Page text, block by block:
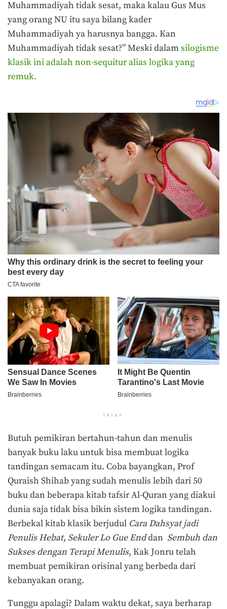
Muhammadiyah tidak sesat, maka kalau Gus Mus
yang orang NU itu saya bilang kader
Muhammadiyah ya harusnya bangga. Kan
Muhammadiyah tidak sesat?” Meski dalamsilogisme
klasik ini adalah non-sequitur alias logika yang
remuk.
Iklan
Butuh pemikiran bertahun-tahun dan menulis
banyak buku laku untuk bisa membuat logika
tandingan semacam itu. Coba bayangkan, Prof
Quraish Shihab yang sudah menulis lebih dari 50
buku dan beberapa kitab tafsir Al-Quran yang diakui
dunia saja tidak bisa bikin sistem logika tandingan.
Berbekal kitab klasik berjudul Cara Dahsyat jadi
Penulis Hebat, Sekuler Lo Gue Enddan Sembuh dan
Sukses dengan Terapi Menulis, Kak Jonru telah
membuat pemikiran orisinal yang berbeda dari
kebanyakan orang.
Tunggu apalagi? Dalam waktu dekat, saya berharap